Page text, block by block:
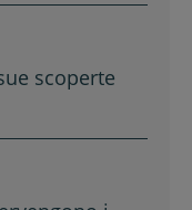
scoperte